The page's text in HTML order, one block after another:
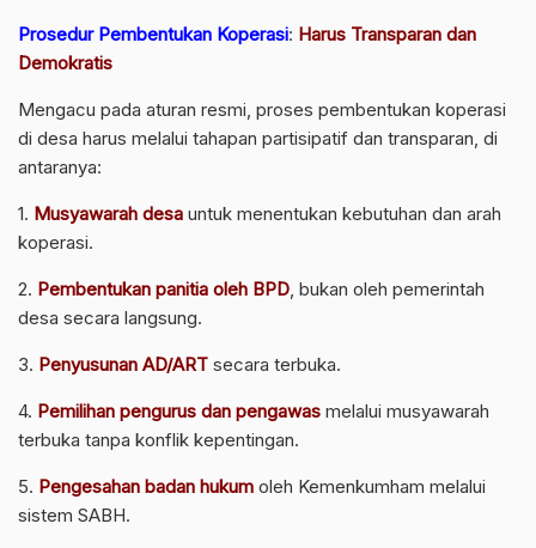
Prosedur Pembentukan Koperasi: Harus Transparan dan
Demokratis
Mengacu pada aturan resmi, proses pembentukan koperasi
di desa harus melalui tahapan partisipatif dan transparan, di
antaranya:
1. Musyawarah desa untuk menentukan kebutuhan dan arah
koperasi.
2. Pembentukan panitia oleh BPD , bukan oleh pemerintah
desa secara langsung.
3. Penyusunan AD/ART secara terbuka.
4. Pemilihan pengurus dan pengawas melalui musyawarah
terbuka tanpa konflik kepentingan.
5. Pengesahan badan hukum oleh Kemenkumham melalui
sistem SABH.